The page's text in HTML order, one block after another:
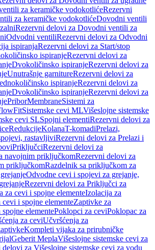
za keramičke vodokotlićeRezervni
za keramičke vodokotlićeDovodni ventili
Rezervni delovi za Dovodni ventili za
Odvodni ventiliRezervni delovi za Odvodni
ispiranjaRezervni delovi za Start/stop
ispiranjeRezervni delovi za
Dvokoličinsko ispiranjeRezervni delovi za
Unutrašnje garnitureRezervni delovi za
ispiranjeRezervni delovi za
Dvokoličinsko ispiranjeRezervni delovi za
PriborMembraneSistemi za
Sistemske cevi MLVišeslojne sistemske
cevi SLSpojni elementiRezervni delovi za
RedukcijeKolanaT-komadiPrelazi,
rastavljiviRezervni delovi za Prelazi i
PriključciRezervni delovi za
navojnim priključkomRezervni delovi za
priključkomRazdelnik sa priključkom za
Odvodne cevi i spojevi za grejanje,
Rezervni delovi za Priključci za
za cevi i spojne elementeIzolacija za
i spojne elementeZaptivke za
elementePoklopci za ceviPoklopac za
za ceviUčvršćenja za
Kompleti vijaka za prirubničke
Geberit MeplaVišeslojne sistemske cevi za
za Višeslojne sistemske cevi za vodu